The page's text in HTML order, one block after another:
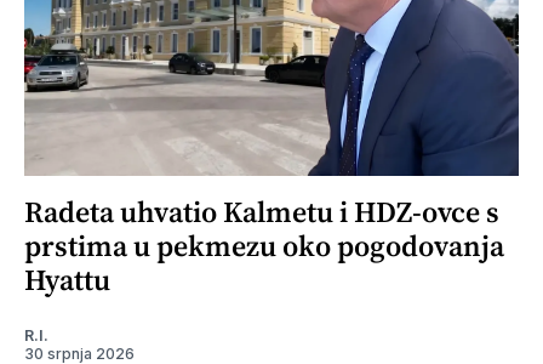
Radeta uhvatio Kalmetu i HDZ-ovce s
prstima u pekmezu oko pogodovanja
Hyattu
R.I.
30 srpnja 2026